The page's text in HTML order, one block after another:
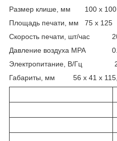
Размер клише, мм 100 x 100
Площадь печати, мм 75 x 125
Скорость печати, шт/час
Давление воздуха MPA
Электропитание, В/Гц
Габариты, мм 56 х 41 х 115,